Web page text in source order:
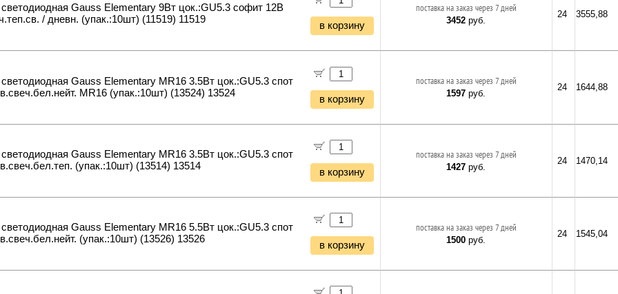
Gauss Elementary 9Вт цок.:GU5.3 софит 12B
/ дневн. (упак.:10шт) (11519) 11519
в корзину
поставка на заказ через 7 дней
3452 руб.
24 3555,88
Gauss Elementary MR16 3.5Вт цок.:GU5.3 спот
MR16 (упак.:10шт) (13524) 13524
в корзину
поставка на заказ через 7 дней
1597 руб.
24 1644,88
Gauss Elementary MR16 3.5Вт цок.:GU5.3 спот
(упак.:10шт) (13514) 13514
в корзину
поставка на заказ через 7 дней
1427 руб.
24 1470,14
Gauss Elementary MR16 5.5Вт цок.:GU5.3 спот
(упак.:10шт) (13526) 13526
в корзину
поставка на заказ через 7 дней
1500 руб.
24 1545,04